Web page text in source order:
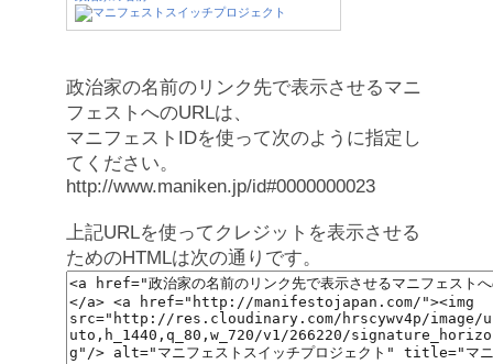
政治家の名前のリンク先で表示させるマニ
フェストへのURLは、
マニフェストIDを使って次のように指定し
てください。
http://www.maniken.jp/id#0000000023
上記URLを使ってクレジットを表示させる
ためのHTMLは次の通りです。